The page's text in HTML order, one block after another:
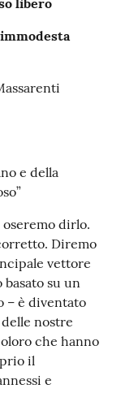
libero
e della
dirlo.
Diremo
vettore
su un
– è diventato
nostre
che hanno
il
e